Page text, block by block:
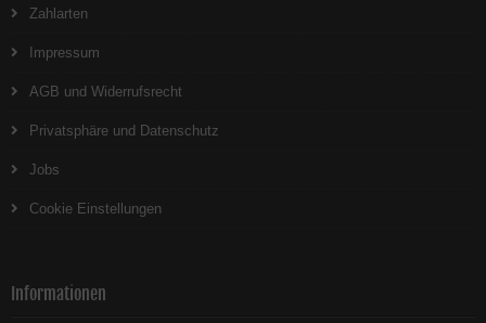
Zahlarten
Impressum
AGB und Widerrufsrecht
Privatsphäre und Datenschutz
Jobs
Cookie Einstellungen
Informationen